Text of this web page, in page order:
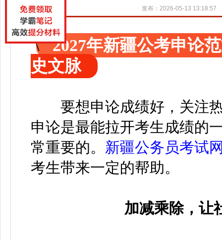
发布：2026-05-13 13:18:57
2027年新疆公考申论
史文脉
要想申论成绩好，关注
申论是最能拉开考生成绩的
常重要的。 新疆公务员考试
考生带来一定的帮助。
加减乘除，让